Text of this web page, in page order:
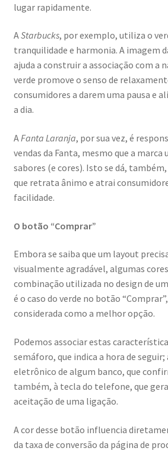
lugar rapidamente.
AStarbucks, por exemplo, utiliza o
tranquilidade e harmonia. A imagem
ajuda a construir a associação com a
verde promove o senso de
consumidores a darem uma pausa e
a dia.
A Fanta Laranja, por sua vez, é
vendas da Fanta, mesmo que a marca
sabores (e cores). Isto se dá,
que retrata ânimo e atrai
facilidade.
O botão “Comprar”
Embora se saiba que um layout
visualmente agradável, algumas
combinação utilizada no design de
é o caso do verde no botão
considerada como a melhor opção.
Podemos associar estas
semáforo, que indica a hora de seguir;
eletrônico de algum banco, que
também, à tecla do telefone, que
aceitação de uma ligação.
A cor desse botão influencia
da taxa de conversão da página de